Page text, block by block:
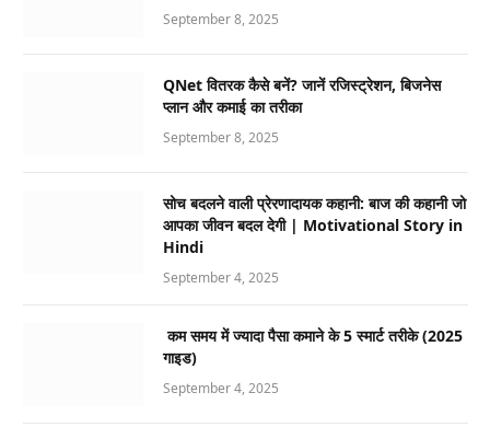
September 8, 2025
QNet वितरक कैसे बनें? जानें रजिस्ट्रेशन, बिजनेस
प्लान और कमाई का तरीका
September 8, 2025
सोच बदलने वाली प्रेरणादायक कहानी: बाज की कहानी जो
आपका जीवन बदल देगी | Motivational Story in
Hindi
September 4, 2025
कम समय में ज्यादा पैसा कमाने के 5 स्मार्ट तरीके (2025
गाइड)
September 4, 2025